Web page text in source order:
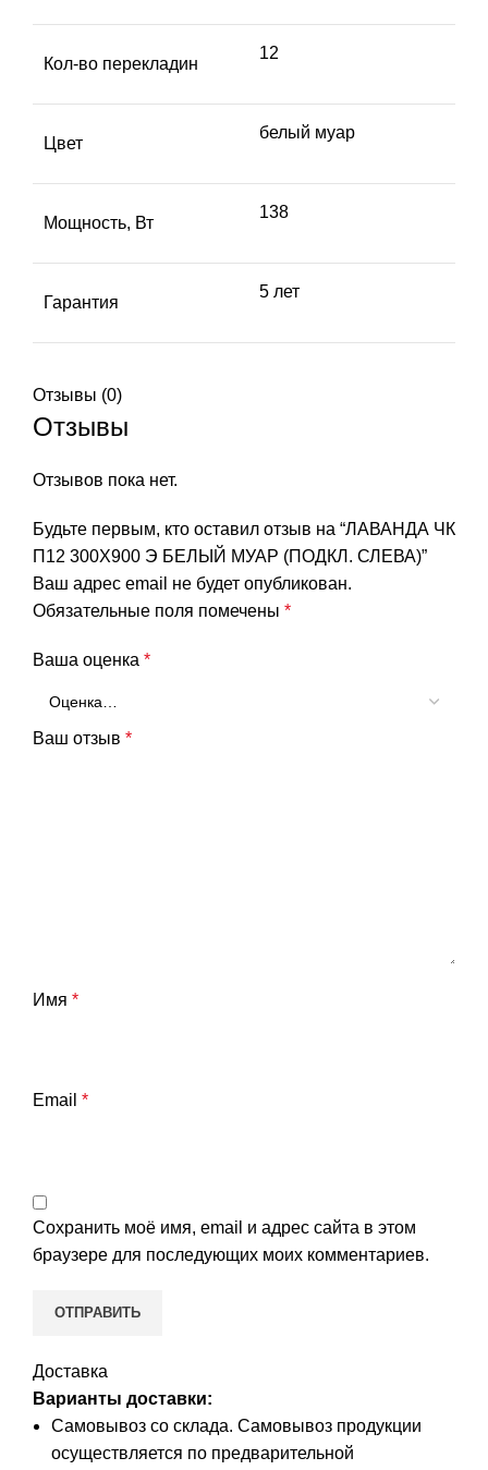
Кол-во перекладин
12
Цвет
белый муар
Мощность, Вт
138
Гарантия
5 лет
Отзывы (0)
Отзывы
Отзывов пока нет.
Будьте первым, кто оставил отзыв на “ЛАВАНДА ЧК
П12 300Х900 Э БЕЛЫЙ МУАР (ПОДКЛ. СЛЕВА)”
Ваш адрес email не будет опубликован.
Обязательные поля помечены *
Ваша оценка *
Ваш отзыв *
Имя *
Email *
Сохранить моё имя, email и адрес сайта в этом
браузере для последующих моих комментариев.
Доставка
Варианты доставки:
Самовывоз со склада. Самовывоз продукции
осуществляется по предварительной